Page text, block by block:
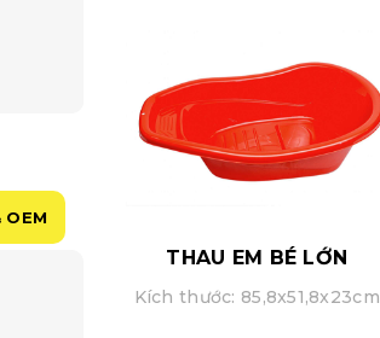
OEM
THAU EM BÉ LỚN
Kích thước: 85,8x51,8x23cm